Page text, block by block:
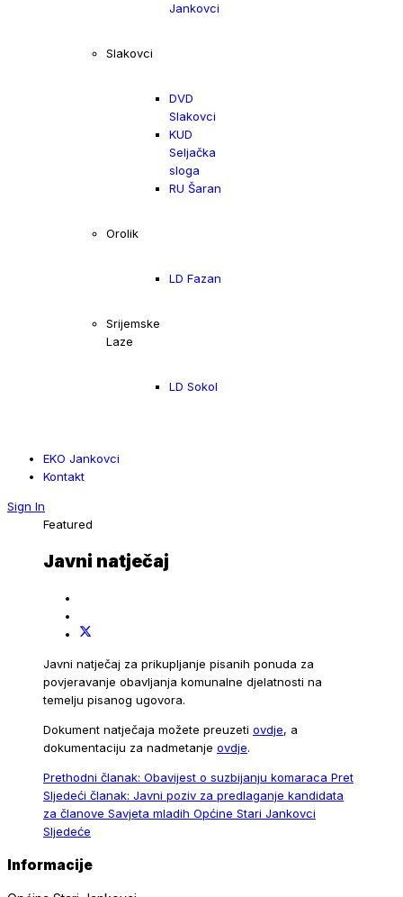
Jankovci
Slakovci
DVD
Slakovci
KUD
Seljačka
sloga
RU Šaran
Orolik
LD Fazan
Srijemske
Laze
LD Sokol
EKO Jankovci
Kontakt
Sign In
Featured
Javni natječaj
Javni natječaj za prikupljanje pisanih ponuda za
povjeravanje obavljanja komunalne djelatnosti na
temelju pisanog ugovora.
Dokument natječaja možete preuzeti ovdje, a
dokumentaciju za nadmetanje ovdje.
Prethodni članak: Obavijest o suzbijanju komaraca Pret
Sljedeći članak: Javni poziv za predlaganje kandidata
za članove Savjeta mladih Općine Stari Jankovci
Sljedeće
Informacije